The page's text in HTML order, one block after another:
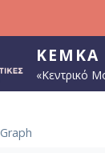
ΚΕΜΚΑ
«Κεντρικό
Graph